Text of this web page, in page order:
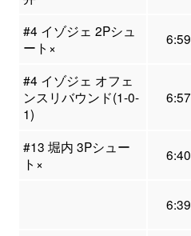
#4 イゾジェ 2Pシュ
ート×
6:59
#4 イゾジェ オフェ
ンスリバウンド(1-0-
1)
6:57
#13 堀内 3Pシュー
ト×
6:40
6:39